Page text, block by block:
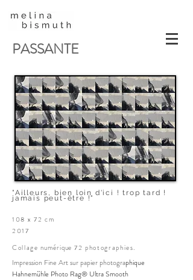
PASSANTE
"Ailleurs, bien loin d'ici ! trop tard !
jamais peut-être !"
108 x 72 cm
2017
Collagenumérique 72 photographies.
Impression Fine Art sur papier photographique
Hahnemühle Photo Rag® Ultra Smooth